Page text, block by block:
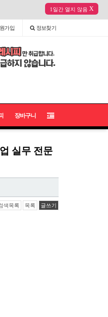
1일간 열지 않음 X
가입 정보찾기
장바구니
실무 전문
색목록 목록 글쓰기